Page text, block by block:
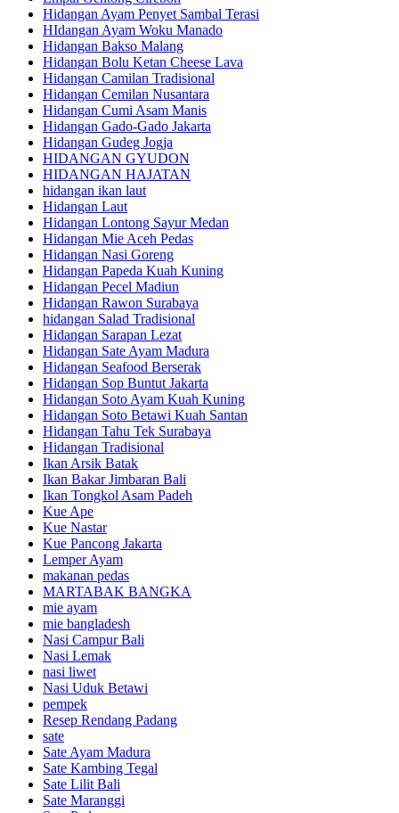
Hidangan Ayam Penyet Sambal Terasi
HIdangan Ayam Woku Manado
Hidangan Bakso Malang
Hidangan Bolu Ketan Cheese Lava
Hidangan Camilan Tradisional
Hidangan Cemilan Nusantara
Hidangan Cumi Asam Manis
Hidangan Gado-Gado Jakarta
Hidangan Gudeg Jogja
HIDANGAN GYUDON
HIDANGAN HAJATAN
hidangan ikan laut
Hidangan Laut
Hidangan Lontong Sayur Medan
Hidangan Mie Aceh Pedas
Hidangan Nasi Goreng
Hidangan Papeda Kuah Kuning
Hidangan Pecel Madiun
Hidangan Rawon Surabaya
hidangan Salad Tradisional
Hidangan Sarapan Lezat
Hidangan Sate Ayam Madura
Hidangan Seafood Berserak
Hidangan Sop Buntut Jakarta
Hidangan Soto Ayam Kuah Kuning
Hidangan Soto Betawi Kuah Santan
Hidangan Tahu Tek Surabaya
Hidangan Tradisional
Ikan Arsik Batak
Ikan Bakar Jimbaran Bali
Ikan Tongkol Asam Padeh
Kue Ape
Kue Nastar
Kue Pancong Jakarta
Lemper Ayam
makanan pedas
MARTABAK BANGKA
mie ayam
mie bangladesh
Nasi Campur Bali
Nasi Lemak
nasi liwet
Nasi Uduk Betawi
pempek
Resep Rendang Padang
sate
Sate Ayam Madura
Sate Kambing Tegal
Sate Lilit Bali
Sate Maranggi